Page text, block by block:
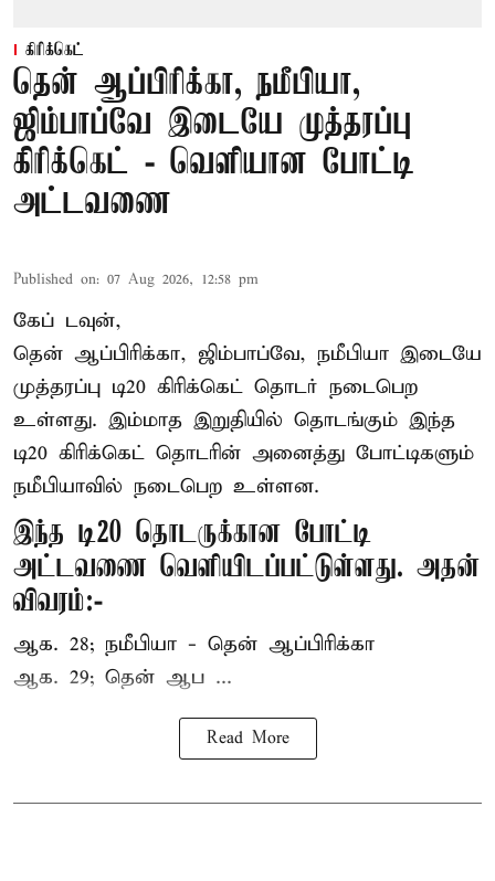
கிரிக்கெட்
தென் ஆப்பிரிக்கா, நமீபியா,
ஜிம்பாப்வே இடையே முத்தரப்பு
கிரிக்கெட் - வெளியான போட்டி
அட்டவணை
Published on: 07 Aug 2026, 12:58 pm
கேப் டவுன்,
தென் ஆப்பிரிக்கா, ஜிம்பாப்வே, நமீபியா இடையே
முத்தரப்பு டி20 கிரிக்கெட் தொடர் நடைபெற
உள்ளது. இம்மாத இறுதியில் தொடங்கும் இந்த
டி20 கிரிக்கெட் தொடரின் அனைத்து போட்டிகளும்
நமீபியாவில் நடைபெற உள்ளன.
இந்த டி20 தொடருக்கான போட்டி
அட்டவணை வெளியிடப்பட்டுள்ளது. அதன்
விவரம்:-
ஆக. 28; நமீபியா - தென் ஆப்பிரிக்கா
ஆக. 29; தென் ஆப ...
Read More